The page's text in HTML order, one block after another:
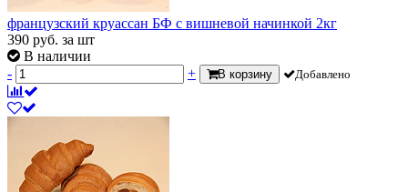
французский круассан БФ с вишневой начинкой 2кг
390 руб. за шт
В наличии
-
+ В корзину Добавлено